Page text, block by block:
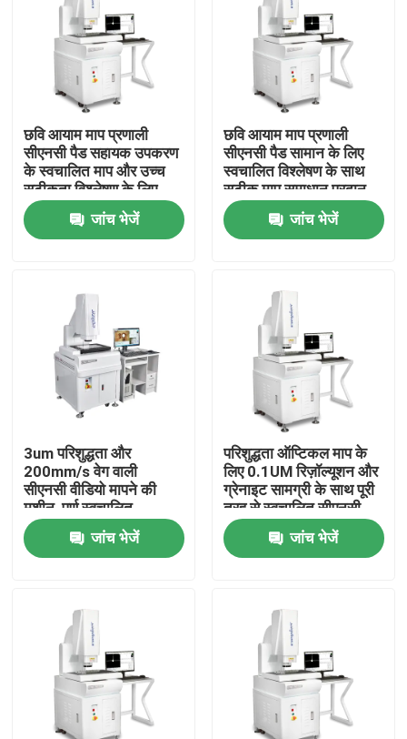
वीडियो
हमारे बारे में
कारखाना भ्रमण
गुणवत्ता नियंत्रण
हमसे संपर्क करें
समाचार
मामलों
सीएनसी दृष्टि मापने की मशीन
छवि आयाम माप प्रणाली
सीएनसी पैड सहायक उपकरण
के स्वचालित माप और उच्च
सटीकता विश्लेषण के लिए
डिज़ाइन की गई है
जांच भेजें
छवि आयाम माप प्रणाली
सीएनसी पैड सामान के लिए
स्वचालित विश्लेषण के साथ
सटीक माप समाधान प्रदान
करना
जांच भेजें
3um परिशुद्धता और
200mm/s वेग वाली
सीएनसी वीडियो मापने की
मशीन, पूर्ण स्वचालित
ऑप्टिकल विजन माप के लिए
जांच भेजें
परिशुद्धता ऑप्टिकल माप के
लिए 0.1UM रिज़ॉल्यूशन और
ग्रेनाइट सामग्री के साथ पूरी
तरह से स्वचालित सीएनसी
विजन मापने की मशीन
जांच भेजें